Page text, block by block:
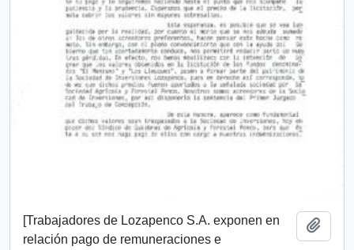
[Trabajadores de Lozapenco S.A. exponen en
relación pago de remuneraciones e